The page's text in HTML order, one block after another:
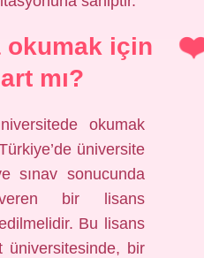
okumak için
mı?
okumak
üniversite
sınav sonucunda
bir lisans
Bu lisans
üniversitesinde, bir